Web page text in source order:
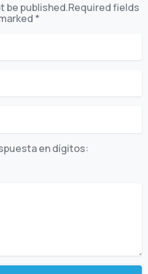
be published.Required fields
*
en dígitos: